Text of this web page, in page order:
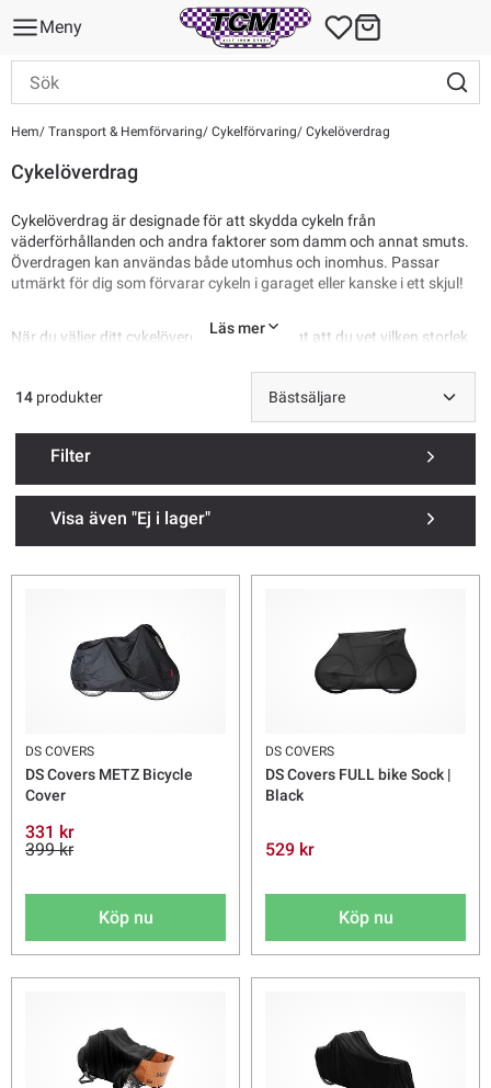
Meny
Hem Transport & Hemförvaring Cykelförvaring Cykelöverdrag
Cykelöverdrag
Cykelöverdrag är designade för att skydda cykeln från
väderförhållanden och andra faktorer som damm och annat smuts.
Överdragen kan användas både utomhus och inomhus. Passar
utmärkt för dig som förvarar cykeln i garaget eller kanske i ett skjul!
När du väljer ditt cykelöverdrag är det viktigt att du vet vilken storlek
speciellt designade för vissa typer av cyklar, som Mountainbikes eller
landsvägcyklar.
SeCykelförvaring
Läs mer
Filter
Visa även "Ej i lager"
14 produkter
DS COVERS
DS Covers METZ Bicycle
Cover
331 kr
399 kr
Köp nu
DS COVERS
DS Covers FULL bike Sock |
Black
529 kr
Köp nu